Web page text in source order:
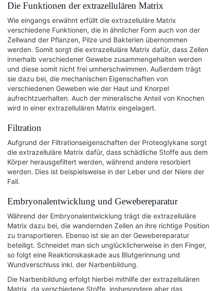
Die Funktionen der extrazellulären Matrix
Wie eingangs erwähnt erfüllt die extrazelluläre Matrix
verschiedene Funktionen, die in ähnlicher Form auch von der
Zellwand der Pflanzen, Pilze und Bakterien übernommen
werden. Somit sorgt die extrazelluläre Matrix dafür, dass Zellen
innerhalb verschiedener Gewebe zusammengehalten werden
und diese somit nicht frei umherschwimmen. Außerdem trägt
sie dazu bei, die mechanischen Eigenschaften von
verschiedenen Geweben wie der Haut und Knorpel
aufrechtzuerhalten. Auch der mineralische Anteil von Knochen
wird in einer extrazellulären Matrix eingelagert.
Filtration
Aufgrund der Filtrationseigenschaften der Proteoglykane sorgt
die extrazelluläre Matrix dafür, dass schädliche Stoffe aus dem
Körper herausgefiltert werden, während andere resorbiert
werden. Dies ist beispielsweise in der Leber und der Niere der
Fall.
Embryonalentwicklung und Gewebereparatur
Während der Embryonalentwicklung trägt die extrazelluläre
Matrix dazu bei, die wandernden Zellen an ihre richtige Position
zu transportieren. Ebenso ist sie an der Gewebereparatur
beteiligt. Schneidet man sich unglücklicherweise in den Finger,
so folgt eine Reaktionskaskade aus Blutgerinnung und
Wundverschluss inkl. der Narbenbildung.
Die Narbenbildung erfolgt hierbei mithilfe der extrazellulären
Matrix, da verschiedene Stoffe, insbesondere aber das